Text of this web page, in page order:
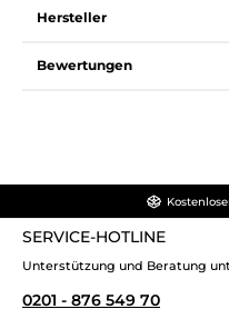
Hersteller
Bewertungen
SERVICE-HOTLINE
Unterstützung und Beratung
0201 - 876 549 70